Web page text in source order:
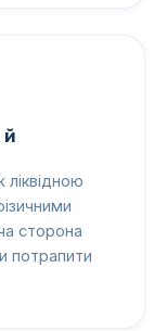
й
ліквідною
сторона
потрапити